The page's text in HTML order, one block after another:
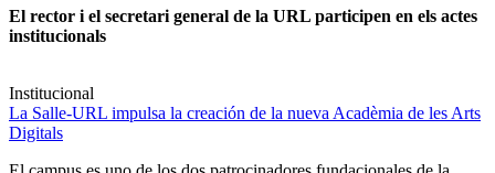
El rector i el secretari general de la URL participen en els actes
institucionals
Institucional
La Salle-URL impulsa la creación de la nueva Acadèmia de les Arts
Digitals